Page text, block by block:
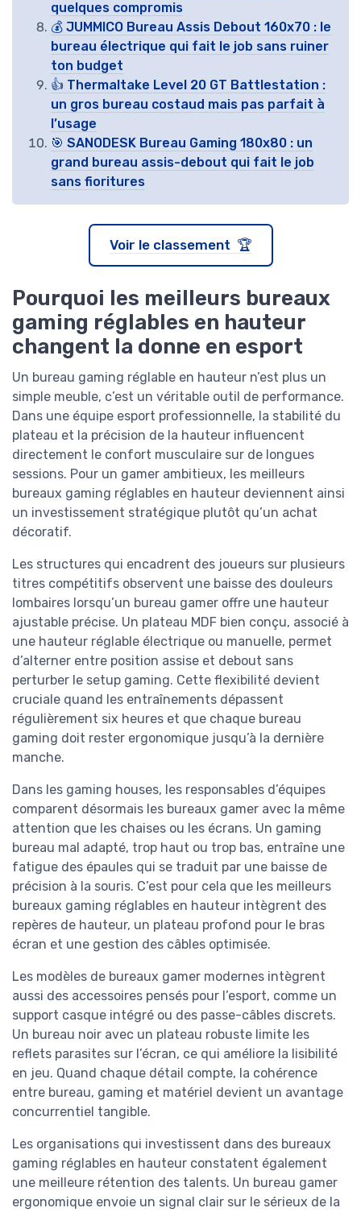
quelques compromis
💰 JUMMICO Bureau Assis Debout 160x70 : le
bureau électrique qui fait le job sans ruiner
ton budget
👍 Thermaltake Level 20 GT Battlestation :
un gros bureau costaud mais pas parfait à
l’usage
🎯 SANODESK Bureau Gaming 180x80 : un
grand bureau assis-debout qui fait le job
sans fioritures
Voir le classement 🏆
Pourquoi les meilleurs bureaux
gaming réglables en hauteur
changent la donne en esport
Un bureau gaming réglable en hauteur n’est plus un
simple meuble, c’est un véritable outil de performance.
Dans une équipe esport professionnelle, la stabilité du
plateau et la précision de la hauteur influencent
directement le confort musculaire sur de longues
sessions. Pour un gamer ambitieux, les meilleurs
bureaux gaming réglables en hauteur deviennent ainsi
un investissement stratégique plutôt qu’un achat
décoratif.
Les structures qui encadrent des joueurs sur plusieurs
titres compétitifs observent une baisse des douleurs
lombaires lorsqu’un bureau gamer offre une hauteur
ajustable précise. Un plateau MDF bien conçu, associé à
une hauteur réglable électrique ou manuelle, permet
d’alterner entre position assise et debout sans
perturber le setup gaming. Cette flexibilité devient
cruciale quand les entraînements dépassent
régulièrement six heures et que chaque bureau
gaming doit rester ergonomique jusqu’à la dernière
manche.
Dans les gaming houses, les responsables d’équipes
comparent désormais les bureaux gamer avec la même
attention que les chaises ou les écrans. Un gaming
bureau mal adapté, trop haut ou trop bas, entraîne une
fatigue des épaules qui se traduit par une baisse de
précision à la souris. C’est pour cela que les meilleurs
bureaux gaming réglables en hauteur intègrent des
repères de hauteur, un plateau profond pour le bras
écran et une gestion des câbles optimisée.
Les modèles de bureaux gamer modernes intègrent
aussi des accessoires pensés pour l’esport, comme un
support casque intégré ou des passe-câbles discrets.
Un bureau noir avec un plateau robuste limite les
reflets parasites sur l’écran, ce qui améliore la lisibilité
en jeu. Quand chaque détail compte, la cohérence
entre bureau, gaming et matériel devient un avantage
concurrentiel tangible.
Les organisations qui investissent dans des bureaux
gaming réglables en hauteur constatent également
une meilleure rétention des talents. Un bureau gamer
ergonomique envoie un signal clair sur le sérieux de la